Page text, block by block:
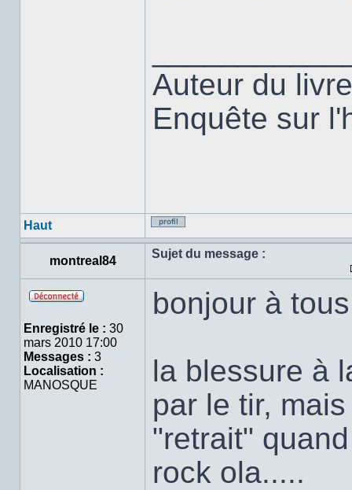
Auteur du
Enquête sur
Haut
Profil
montreal84
Sujet du message :
ligne
Enregistré le : 30
mars 2010 17:00
Messages : 3
Localisation :
MANOSQUE
bonjour à
la blessure à
par le tir,
"retrait"
rock ola.....